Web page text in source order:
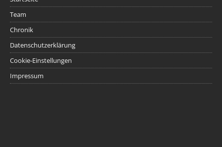
Team
Chronik
Datenschutzerklärung
Cookie-Einstellungen
Impressum